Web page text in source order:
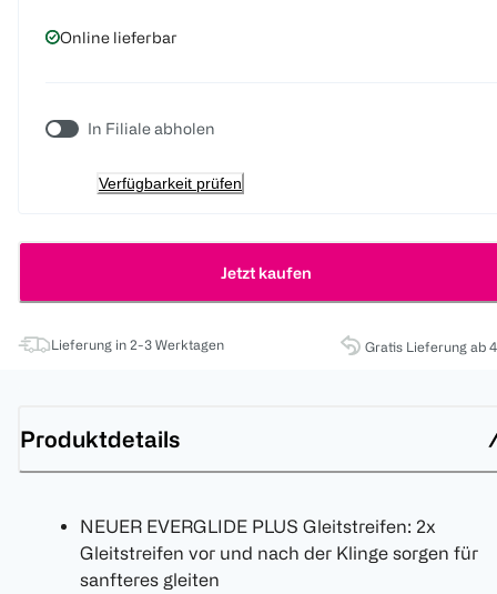
Online lieferbar
In Filiale abholen
Verfügbarkeit prüfen
Jetzt kaufen
Lieferung in 2-3 Werktagen Gratis Lieferung ab
Produktdetails
NEUER EVERGLIDE PLUS Gleitstreifen: 2x
Gleitstreifen vor und nach der Klinge sorgen für
sanfteres gleiten